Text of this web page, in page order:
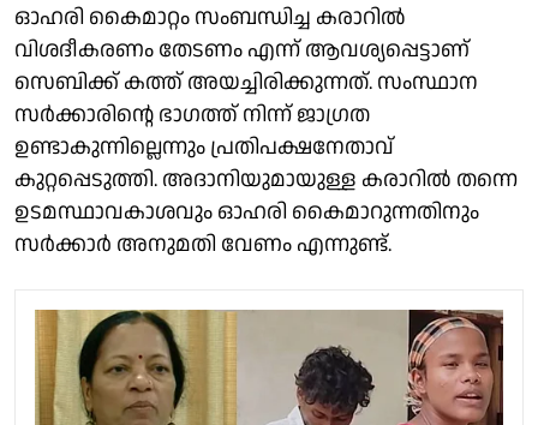
ഓഹരി കൈമാറ്റം സംബന്ധിച്ച കരാറിൽ
വിശദീകരണം തേടണം എന്ന് ആവശ്യപ്പെട്ടാണ്
സെബിക്ക് കത്ത് അയച്ചിരിക്കുന്നത്. സംസ്ഥാന
സർക്കാരിൻ്റെ ഭാഗത്ത് നിന്ന് ജാഗ്രത
ഉണ്ടാകുന്നില്ലെന്നും പ്രതിപക്ഷനേതാവ്
കുറ്റപ്പെടുത്തി. അദാനിയുമായുള്ള കരാറിൽ തന്നെ
ഉടമസ്ഥാവകാശവും ഓഹരി കൈമാറുന്നതിനും
സർക്കാർ അനുമതി വേണം എന്നുണ്ട്.